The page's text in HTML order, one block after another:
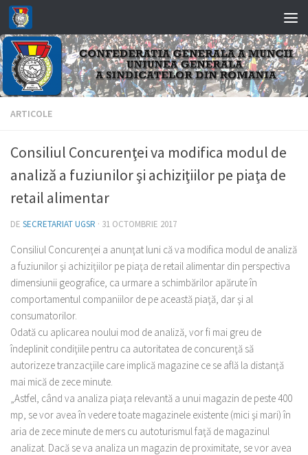
Skip to content
ARTICOLE
Consiliul Concurenţei va modifica modul de
analiză a fuziunilor şi achiziţiilor pe piaţa de
retail alimentar
DE SECRETARIAT UGSR · 31 OCTOMBRIE 2017
Consiliul Concurenţei a anunţat luni că va modifica modul de analiză
a fuziunilor şi achiziţiilor pe piaţa de retail alimentar din perspectiva
dimensiunii geografice, ca urmare a schimbărilor apărute în
comportamentul companiilor de pe această piaţă, dar şi al
consumatorilor.
Odată cu aplicarea noului mod de analiză, vor fi mai greu de
îndeplinit condiţiile pentru ca autoritatea de concurenţă să
autorizeze tranzacţiile care implică magazine ce se află la distanţă
mai mică de zece minute.
„Astfel, când va analiza piaţa relevantă a unui magazin de peste 400
mp, se vor avea în vedere toate magazinele existente (mici şi mari) în
aria de zece minute de mers cu autoturismul faţă de magazinul
analizat. Dacă se va analiza un magazin de proximitate, se vor avea